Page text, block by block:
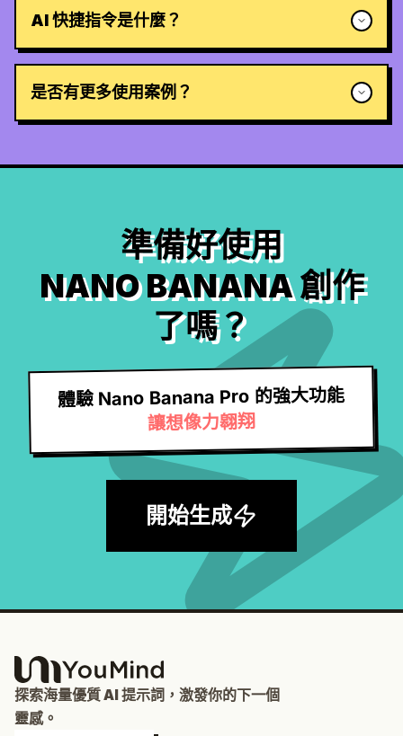
AI 快捷指令是什麼？
是否有更多使用案例？
準備好使用
NANO BANANA 創作
了嗎？
體驗 Nano Banana Pro 的強大功能
讓想像力翱翔
開始生成
探索海量優質 AI 提示詞，激發你的下一個
靈感。